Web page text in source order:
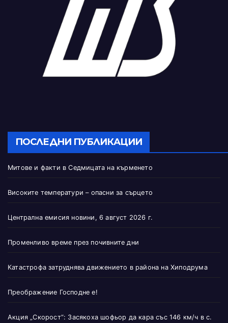
ПОСЛЕДНИ ПУБЛИКАЦИИ
Митове и факти в Седмицата на кърменето
Високите температури – опасни за сърцето
Централна емисия новини, 6 август 2026 г.
Променливо време през почивните дни
Катастрофа затруднява движението в района на Хиподрума
Преображение Господне е!
Акция „Скорост“: Засякоха шофьор да кара със 146 км/ч в с.